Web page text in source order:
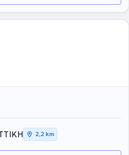
2,2 km